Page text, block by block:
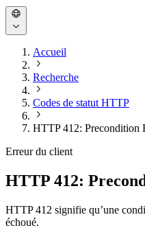
Accueil
Recherche
Codes de statut HTTP
HTTP 412: Precondition
Erreur du client
HTTP 412:
HTTP 412 signifie qu’une
échoué.